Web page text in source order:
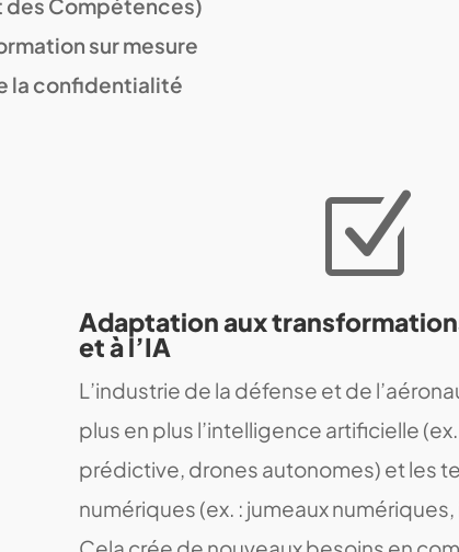
des Compétences)
sur mesure
la confidentialité
Z
Adaptation aux
et à l’IA
L’industrie de la défense et de
plus en plus l’intelligence artificielle
prédictive, drones autonomes) et les
numériques (ex. : jumeaux